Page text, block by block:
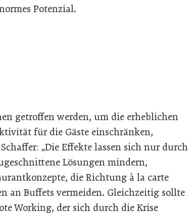
Potenzial.
getroffen werden, um die erheblichen
für die Gäste einschränken,
„Die Effekte lassen sich nur durch
Lösungen mindern,
die Richtung à la carte
an Buffets vermeiden. Gleichzeitig sollte
Working, der sich durch die Krise